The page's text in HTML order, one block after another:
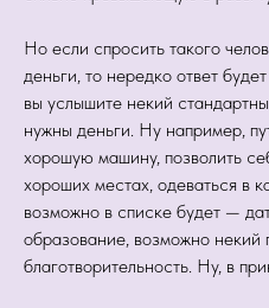
Но если спросить такого
деньги, то нередко ответ
вы услышите некий
нужны деньги. Ну например,
хорошую машину, позволить
хороших местах, одеваться в
возможно в списке будет —
образование, возможно некий
благотворительность. Ну, в